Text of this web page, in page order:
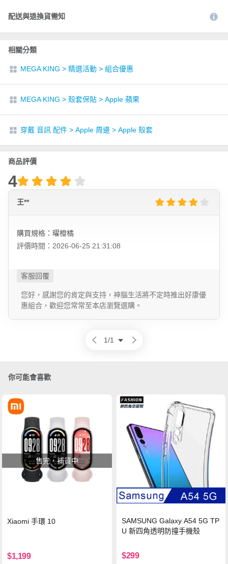
配送與退換貨需知
相關分類
MEGA KING > 精選活動 > 組合優惠
MEGA KING > 殼套保貼 > Apple 蘋果
穿戴 音訊 配件 > Apple 周邊 > Apple 殼套
商品評價
4
王**
購買規格：曜橙橘
評價時間：2026-06-25 21:31:08
您好，感謝您的肯定與支持，神腦生活將不定時推出好康優
惠組合，歡迎您常常至本店瀏覽選購。
1/1
你可能會喜歡
售完，補貨中
Xiaomi 手環 10
$1,199
SAMSUNG Galaxy A54 5G TP
U 新四角透明防撞手機殼
$299